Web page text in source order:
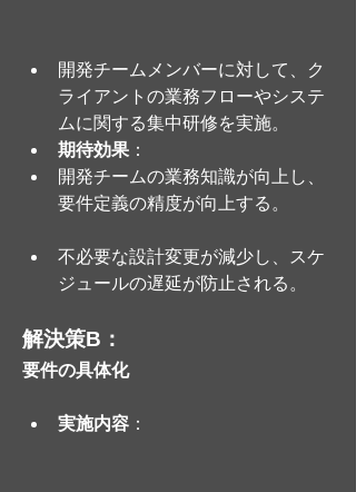
開発チームメンバーに対して、ク
ライアントの業務フローやシステ
ムに関する集中研修を実施。
期待効果 ：
開発チームの業務知識が向上し、
要件定義の精度が向上する。
不必要な設計変更が減少し、スケ
ジュールの遅延が防止される。
解決策B：
要件の具体化
実施内容 ：